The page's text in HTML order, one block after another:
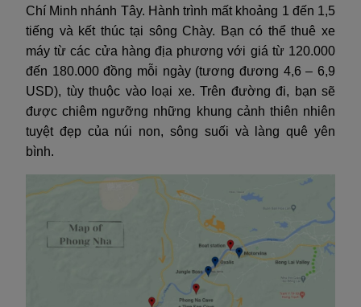
Chí Minh nhánh Tây. Hành trình mất khoảng 1 đến 1,5
tiếng và kết thúc tại sông Chày. Bạn có thể thuê xe
máy từ các cửa hàng địa phương với giá từ 120.000
đến 180.000 đồng mỗi ngày (tương đương 4,6 – 6,9
USD), tùy thuộc vào loại xe. Trên đường đi, bạn sẽ
được chiêm ngưỡng những khung cảnh thiên nhiên
tuyệt đẹp của núi non, sông suối và làng quê yên
bình.